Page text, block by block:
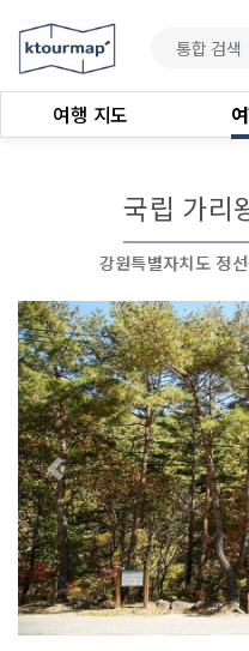
여행 지도
국립 가리
강원특별자치도 정